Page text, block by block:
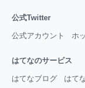
公式Twitter
公式アカウント ホ
はてなのサービス
はてなブログ はて